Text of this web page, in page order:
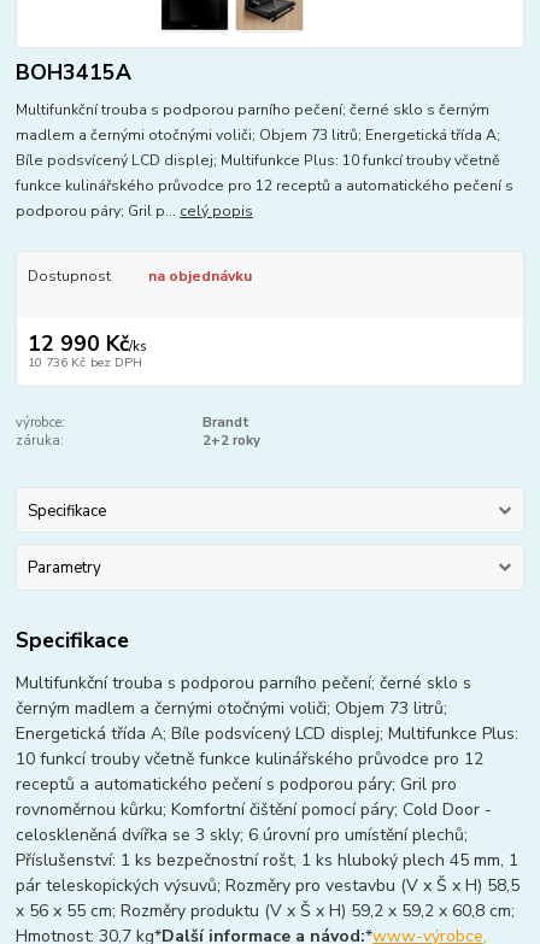
BOH3415A
Multifunkční trouba s podporou parního pečení; černé sklo s černým
madlem a černými otočnými voliči; Objem 73 litrů; Energetická třída A;
Bíle podsvícený LCD displej; Multifunkce Plus: 10 funkcí trouby včetně
funkce kulinářského průvodce pro 12 receptů a automatického pečení s
podporou páry; Gril p... celý popis
Dostupnost na objednávku
12 990 Kč/ks
10 736 Kč bez DPH
výrobce:
Brandt
záruka:
2+2 roky
Specifikace
Parametry
Specifikace
Multifunkční trouba s podporou parního pečení; černé sklo s
černým madlem a černými otočnými voliči; Objem 73 litrů;
Energetická třída A; Bíle podsvícený LCD displej; Multifunkce Plus:
10 funkcí trouby včetně funkce kulinářského průvodce pro 12
receptů a automatického pečení s podporou páry; Gril pro
rovnoměrnou kůrku; Komfortní čištění pomocí páry; Cold Door -
celoskleněná dvířka se 3 skly; 6 úrovní pro umístění plechů;
Příslušenství: 1 ks bezpečnostní rošt, 1 ks hluboký plech 45 mm, 1
pár teleskopických výsuvů; Rozměry pro vestavbu (V x Š x H) 58,5
x 56 x 55 cm; Rozměry produktu (V x Š x H) 59,2 x 59,2 x 60,8 cm;
Hmotnost: 30,7 kg*Další informace a návod:*www-výrobce,